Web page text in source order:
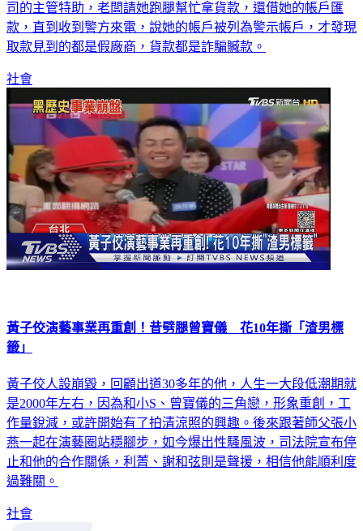
司的主管特助，老闆請她跑腿幫忙拿貨款，還借她的帳戶匯
款，直到收到警方來電，說她的帳戶被列為警示帳戶，才發現
取款見到的都是假廠商，貨款都是詐騙贓款。
社會
黃子佼演藝事業再重創！昔劈腿曾寶儀 花10年撕「渣男標
籤」
黃子佼人設崩毀，回顧出道30多年的他，人生一大段低潮期就
是2000年左右，因為和小S、曾寶儀的三角戀，形象重創，工
作量銳減，或許開始有了拍清涼照的興趣。後來跟著師父張小
燕一起在演藝圈站穩腳步，如今爆出性騷風波，司法院宣布停
止和他的合作關係，利菁、謝和弦則是聲援，相信他能順利度
過難關。
社會